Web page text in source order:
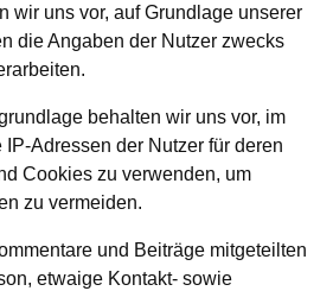
wir uns vor, auf Grundlage unserer
die Angaben der Nutzer zwecks
behalten wir uns vor, im
Adressen der Nutzer für deren
Cookies zu verwenden, um
zu vermeiden.
und Beiträge mitgeteilten
etwaige Kontakt- sowie